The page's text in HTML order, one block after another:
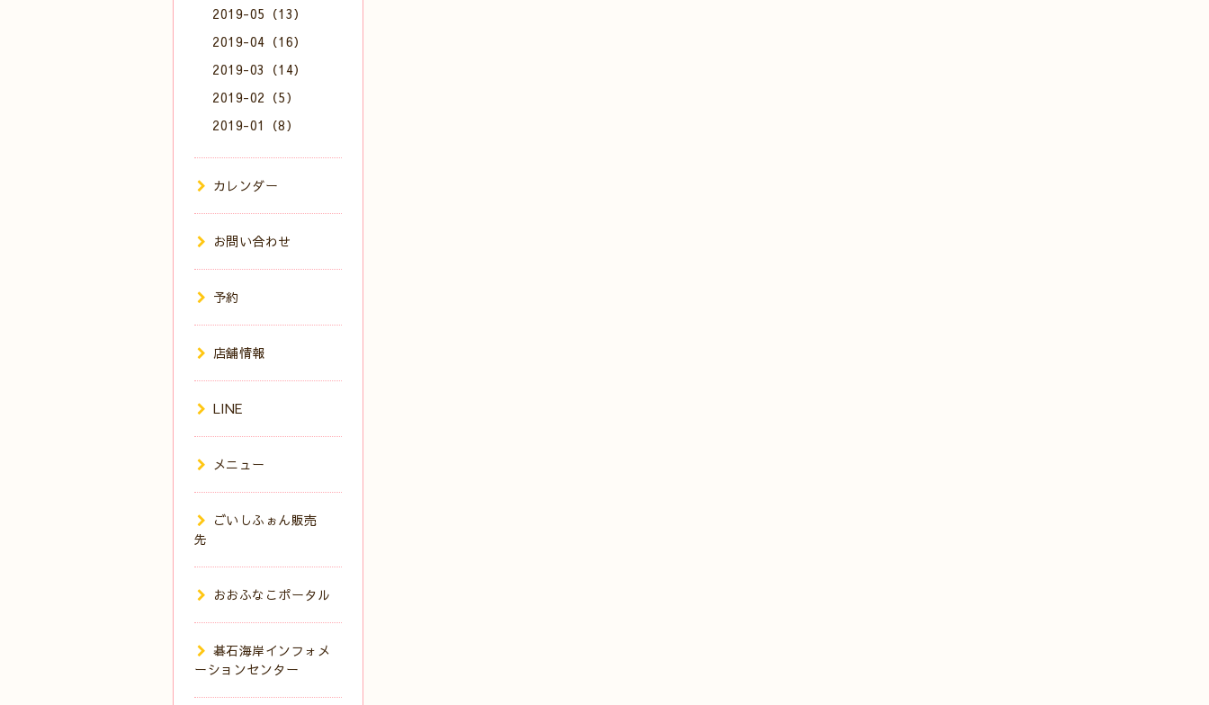
2019-05（13）
2019-04（16）
2019-03（14）
2019-02（5）
2019-01（8）
カレンダー
お問い合わせ
予約
店舗情報
LINE
メニュー
ごいしふぉん販売
先
おおふなこポータル
碁石海岸インフォメ
ーションセンター